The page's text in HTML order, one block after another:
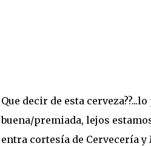
Que decir de esta
buena/premiada, lejos
entra cortesía de Cervecería